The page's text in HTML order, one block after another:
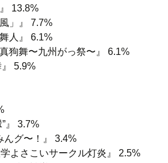
13.8%
」』 7.7%
人』 6.1%
狗舞〜九州がっ祭〜』 6.1%
5.9%
』 3.7%
んグ〜！』 3.4%
よさこいサークル灯炎』 2.5%